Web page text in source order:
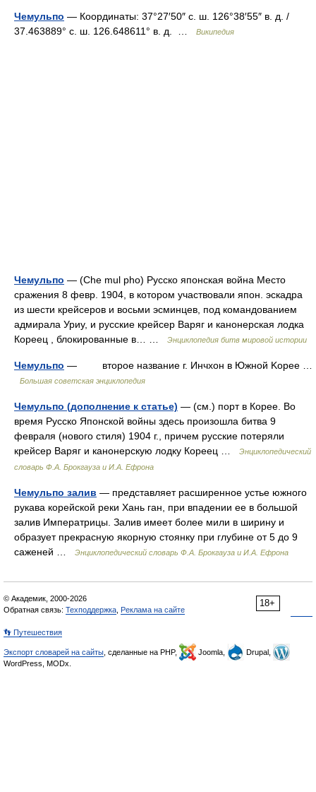
Чемульпо — Координаты: 37°27′50″ с. ш. 126°38′55″ в. д. /
37.463889° с. ш. 126.648611° в. д. …
Википедия
Чемульпо — (Che mul pho) Русско японская война Место
сражения 8 февр. 1904, в котором участвовали япон. эскадра
из шести крейсеров и восьми эсминцев, под командованием
адмирала Уриу, и русские крейсер Варяг и канонерская лодка
Кореец , блокированные в… …
Энциклопедия битв мировой истории
Чемульпо — второе название г. Инчхон в Южной Kopee …
Большая советская энциклопедия
Чемульпо (дополнение к статье) — (см.) порт в Корее. Во
время Русско Японской войны здесь произошла битва 9
февраля (нового стиля) 1904 г., причем русские потеряли
крейсер Варяг и канонерскую лодку Кореец …
Энциклопедический
словарь Ф.А. Брокгауза и И.А. Ефрона
Чемульпо залив — представляет расширенное устье южного
рукава корейской реки Хань ган, при впадении ее в большой
залив Императрицы. Залив имеет более мили в ширину и
образует прекрасную якорную стоянку при глубине от 5 до 9
саженей …
Энциклопедический словарь Ф.А. Брокгауза и И.А. Ефрона
18+
© Академик, 2000-2026
Обратная связь: Техподдержка Реклама на сайте
👣 Путешествия
Экспорт словарей на сайты , сделанные на PHP, Joomla,
Drupal,
WordPress, MODx.